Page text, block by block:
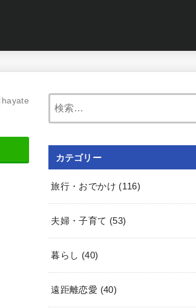
hayate
カテゴリー
旅行・おでかけ (116)
夫婦・子育て (53)
暮らし (40)
遠距離恋愛 (40)